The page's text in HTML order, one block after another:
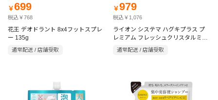
￥699
税込￥768
花王 デオドラント 8x4フットスプレ
ー 135g
通常配送 / 店舗受取
￥979
税込￥1,076
ライオン システマ ハグキプラス プ
レミアム フレッシュクリスタルミン
ト 95g
通常配送 / 店舗受取